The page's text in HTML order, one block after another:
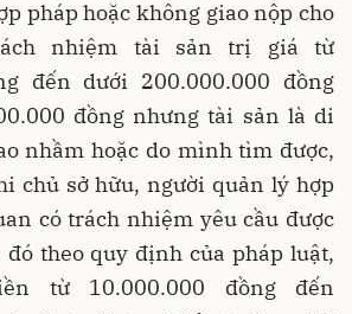
pháp hoặc không giao nộp cho
nhiệm tài sản trị giá từ
đến dưới 200.000.000 đồng
đồng nhưng tài sản là di
nhầm hoặc do mình tìm được,
chủ sở hữu, người quản lý hợp
có trách nhiệm yêu cầu được
theo quy định của pháp luật,
từ 10.000.000 đồng đến